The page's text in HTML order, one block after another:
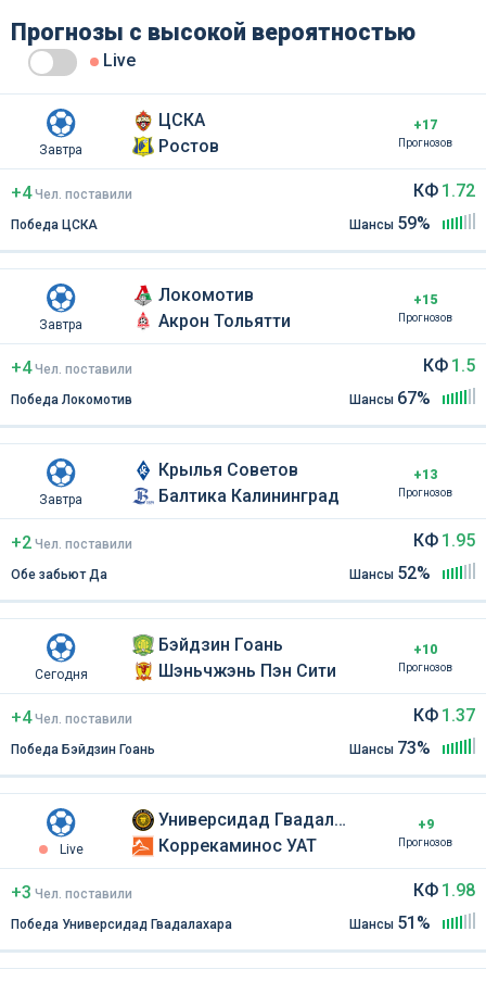
Прогнозы с высокой вероятностью
Live
Завтра
ЦСКА
Ростов
+17
Прогнозов
+4 Чел поставили
Победа ЦСКА
КФ 1.72
Шансы 59%
Завтра
Локомотив
Акрон Тольятти
+15
Прогнозов
+4 Чел поставили
Победа Локомотив
КФ 1.5
Шансы 67%
Завтра
Крылья Советов
Балтика Калининград
+13
Прогнозов
+2 Чел поставили
Обе забьют Да
КФ 1.95
Шансы 52%
Сегодня
Бэйдзин Гоань
Шэньчжэнь Пэн Сити
+10
Прогнозов
+4 Чел поставили
Победа Бэйдзин Гоань
КФ 1.37
Шансы 73%
Live
Универсидад Гвадалахара
Коррекаминос УАТ
+9
Прогнозов
+3 Чел поставили
Победа Универсидад Гвадалахара
КФ 1.98
Шансы 51%